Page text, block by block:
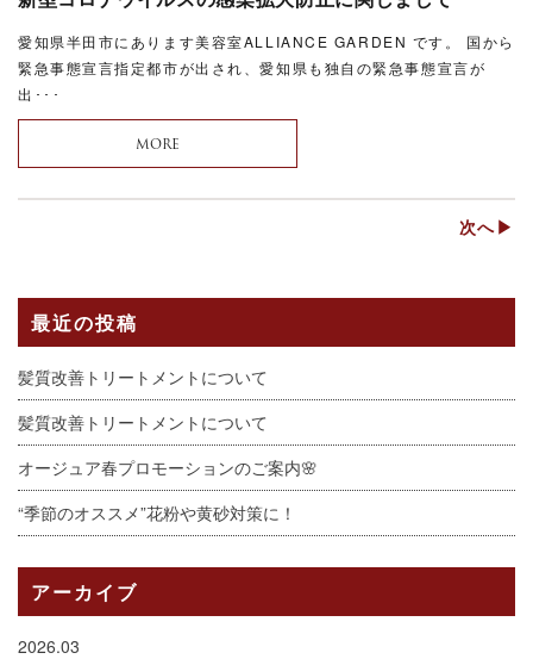
愛知県半田市にあります美容室ALLIANCE GARDEN です。 国から
緊急事態宣言指定都市が出され、愛知県も独自の緊急事態宣言が
出･･･
MORE
次へ▶
最近の投稿
髪質改善トリートメントについて
髪質改善トリートメントについて
オージュア春プロモーションのご案内🌸
“季節のオススメ”花粉や黄砂対策に！
アーカイブ
2026.03